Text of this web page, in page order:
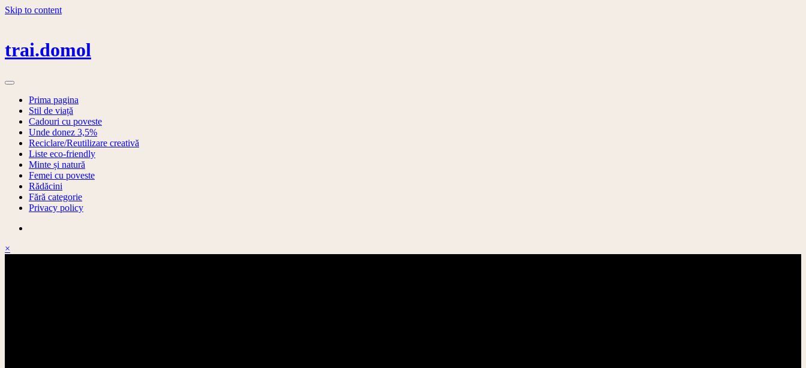
Skip to content
trai.domol
Prima pagina
Stil de viață
Cadouri cu poveste
Unde donez 3,5%
Reciclare/Reutilizare creativă
Liste eco-friendly
Minte și natură
Femei cu poveste
Rădăcini
Fără categorie
Privacy policy
×